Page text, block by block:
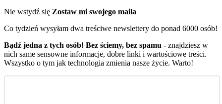
Nie wstydź się Zostaw mi swojego maila
Co tydzień wysyłam dwa treściwe newslettery do ponad 6000 osób!
Bądź jedna z tych osób! Bez ściemy, bez spamu - znajdziesz w
nich same sensowne informacje, dobre linki i wartościowe treści.
Wszystko o tym jak technologia zmienia nasze życie. Warto!